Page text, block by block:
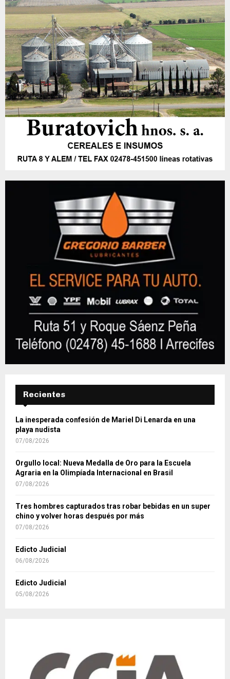
Recientes
La inesperada confesión de Mariel Di Lenarda en una
playa nudista
07/08/2026
Orgullo local: Nueva Medalla de Oro para la Escuela
Agraria en la Olimpíada Internacional en Brasil
07/08/2026
Tres hombres capturados tras robar bebidas en un super
chino y volver horas después por más
07/08/2026
Edicto Judicial
06/08/2026
Edicto Judicial
05/08/2026